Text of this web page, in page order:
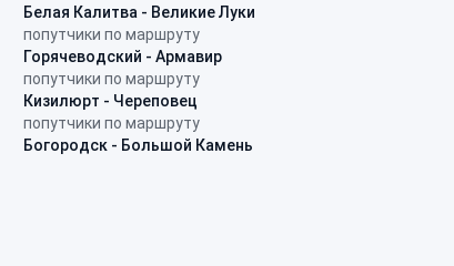
Белая Калитва - Великие Луки
попутчики по маршруту
Горячеводский - Армавир
попутчики по маршруту
Кизилюрт - Череповец
попутчики по маршруту
Богородск - Большой Камень